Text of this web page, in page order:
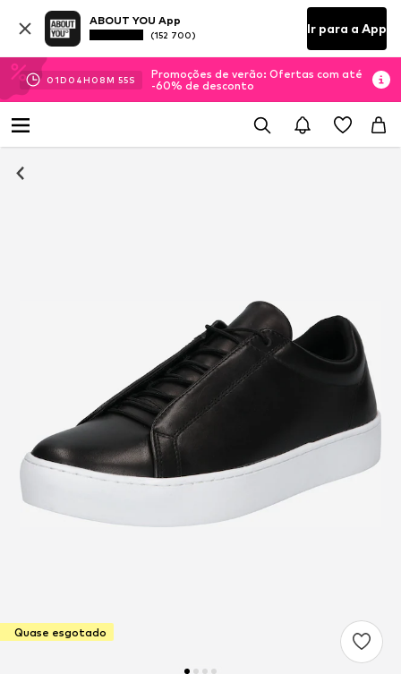
ABOUT YOU App
(152 700) Ir para a App
01D 04H 08M 54S
Promoções de verão: Ofertas com até
-60% de desconto
Quase esgotado